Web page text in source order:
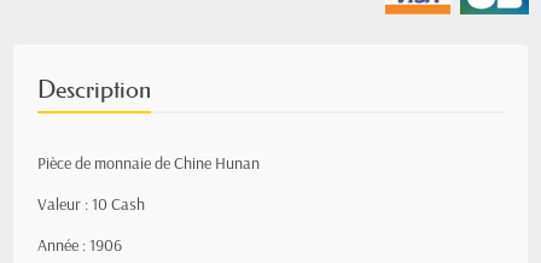
Description
Pièce de monnaie de Chine Hunan
Valeur : 10 Cash
Année : 1906